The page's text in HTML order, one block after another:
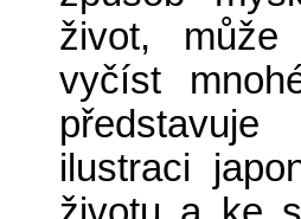
život,
vyčíst
ilustraci